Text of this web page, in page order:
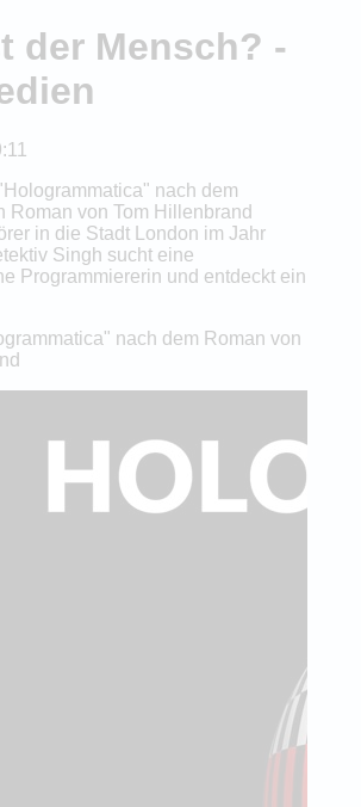
der Mensch? -
nach dem
Roman von Tom Hillenbrand
in die Stadt London im Jahr
Singh sucht eine
Programmiererin und entdeckt ein
nach dem Roman von